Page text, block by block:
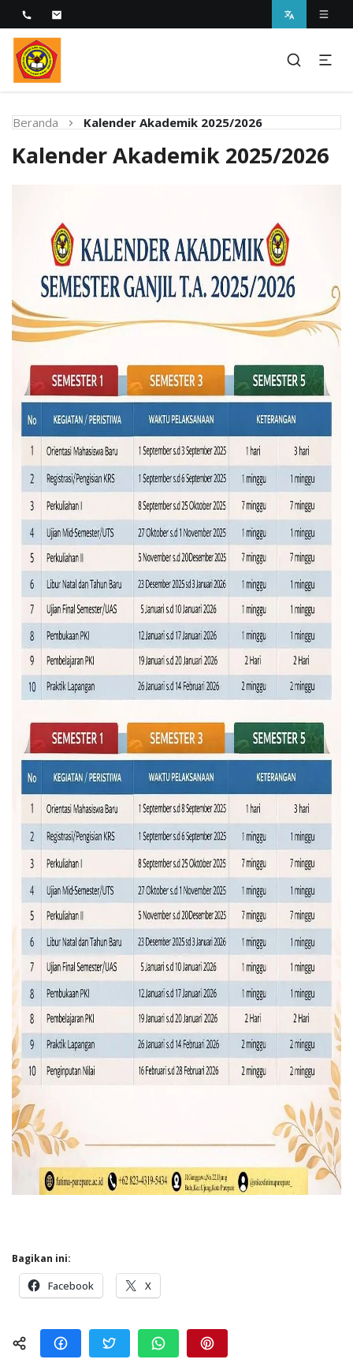
STIKES Fatima Parepare
Melayani dengan Kebijaksanaan Kasih
Beranda Kalender Akademik 2025/2026
Kalender Akademik 2025/2026
Bagikan ini:
Facebook X